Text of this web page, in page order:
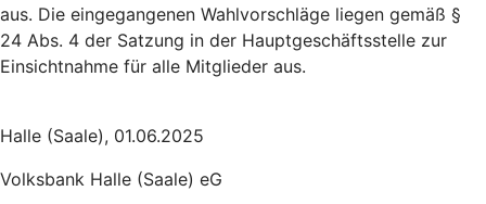
aus. Die eingegangenen Wahlvorschläge liegen gemäß §
24 Abs. 4 der Satzung in der Hauptgeschäftsstelle zur
Einsichtnahme für alle Mitglieder aus.
Halle (Saale), 01.06.2025
Volksbank Halle (Saale) eG